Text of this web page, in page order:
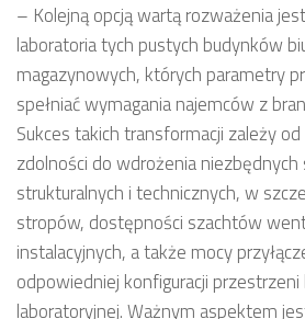
– Kolejną opcją wartą rozważenia
laboratoria tych pustych budynków
magazynowych, których parametry
spełniać wymagania najemców z
Sukces takich transformacji zależy
zdolności do wdrożenia niezbędnych
strukturalnych i technicznych, w
stropów, dostępności szachtów
instalacyjnych, a także mocy
odpowiedniej konfiguracji
laboratoryjnej. Ważnym aspektem